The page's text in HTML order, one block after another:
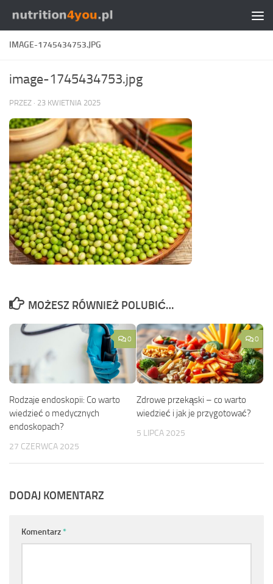
Przejdź do treści
IMAGE-1745434753.JPG
image-1745434753.jpg
PRZEZ · 23 KWIETNIA 2025
MOŻESZ RÓWNIEŻ POLUBIĆ…
0
Rodzaje endoskopii: Co warto
wiedzieć o medycznych
endoskopach?
27 CZERWCA 2025
0
Zdrowe przekąski – co warto
wiedzieć i jak je przygotować?
5 LIPCA 2025
DODAJ KOMENTARZ
Komentarz*